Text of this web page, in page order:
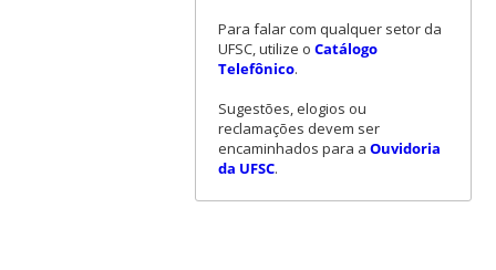
Para falar com qualquer setor da
UFSC, utilize o Catálogo
Telefônico.
Sugestões, elogios ou
reclamações devem ser
encaminhados para a Ouvidoria
da UFSC.